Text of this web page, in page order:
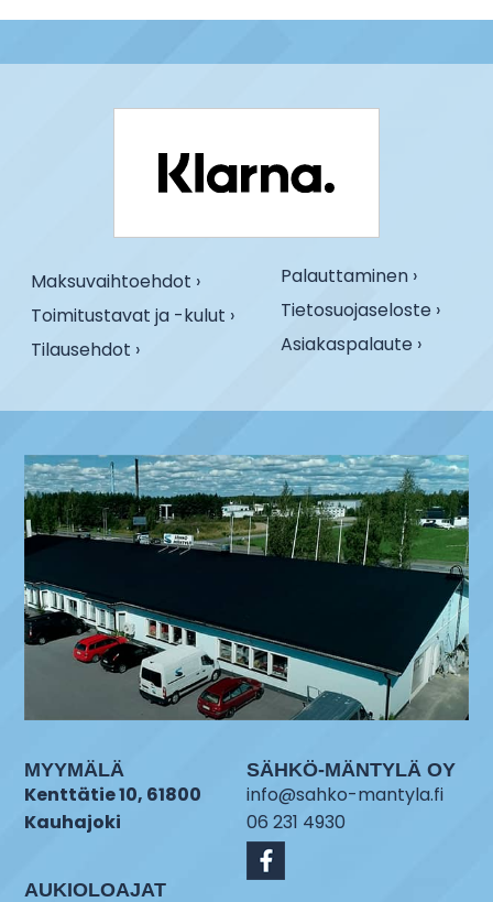
Maksuvaihtoehdot ›
Toimitustavat ja -kulut ›
Tilausehdot ›
Palauttaminen ›
Tietosuojaseloste ›
Asiakaspalaute ›
MYYMÄLÄ
Kenttätie 10, 61800
Kauhajoki
AUKIOLOAJAT
SÄHKÖ-MÄNTYLÄ OY
info@sahko-mantyla.fi
06 231 4930